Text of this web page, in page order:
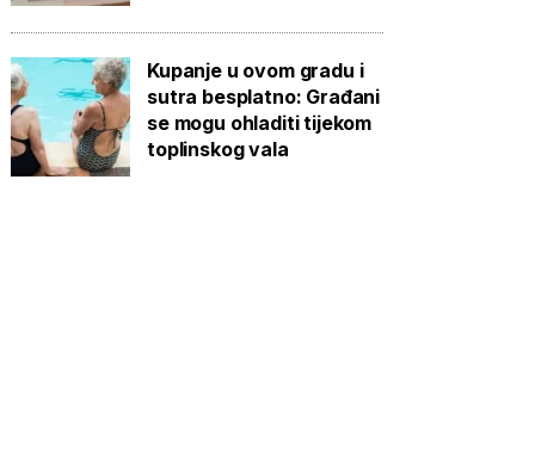
Kupanje u ovom gradu i
sutra besplatno: Građani
se mogu ohladiti tijekom
toplinskog vala